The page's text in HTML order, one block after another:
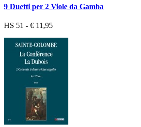
9 Duetti per 2 Viole da Gamba
HS 51 - € 11,95